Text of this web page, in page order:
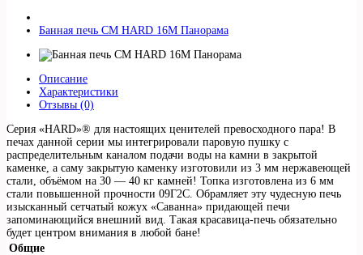
Банная печь СМ HARD 16М Панорама
Описание
Характеристики
Отзывы (0)
Серия «HARD»® для настоящих ценителей превосходного пара! В
печах данной серии мы интегрировали паровую пушку с
распределительным каналом подачи воды на камни в закрытой
каменке, а саму закрытую каменку изготовили из 3 мм нержавеющей
стали, объёмом на 30 — 40 кг камней! Топка изготовлена из 6 мм
стали повышенной прочности 09Г2С. Обрамляет эту чудесную печь
изысканный сетчатый кожух «Саванна» придающей печи
запоминающийся внешний вид. Такая красавица-печь обязательно
будет центром внимания в любой бане!
Общие